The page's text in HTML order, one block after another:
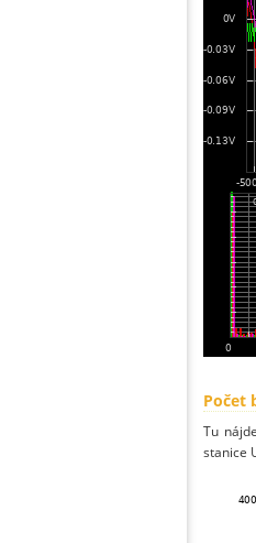
Počet
Tu
stanice